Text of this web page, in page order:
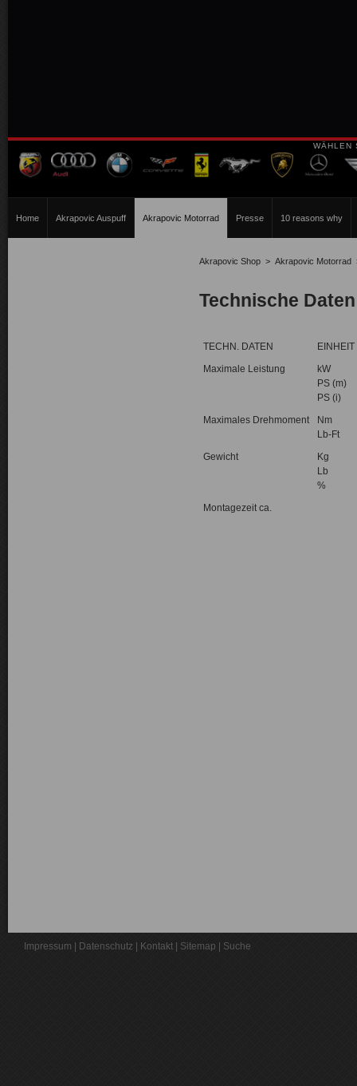
WÄHLEN
Home Akrapovic Auspuff Akrapovic Motorrad Presse 10 reasons why
Akrapovic Shop > Akrapovic Motorrad
Technische Daten
TECHN. DATEN
EINHEIT
Maximale Leistung
kW
PS (m)
PS (i)
Maximales Drehmoment
Nm
Lb-Ft
Gewicht
Kg
Lb
%
Montagezeit ca.
Impressum Datenschutz Kontakt Sitemap Suche